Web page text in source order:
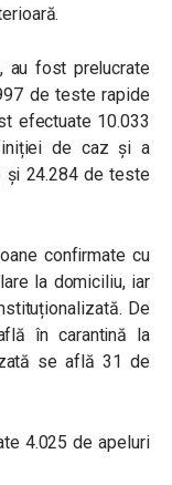
au fost prelucrate
de teste rapide
efectuate 10.033
de caz și a
și 24.284 de teste
confirmate cu
la domiciliu, iar
De
în carantină la
se află 31 de
4.025 de apeluri